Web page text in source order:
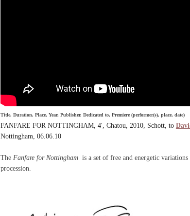
Title, Duration, Place, Year, Publisher, Dedicated to, Premiere (performer(s), place, date)
FANFARE FOR NOTTINGHAM, 4', Chatou, 2010, Schott, to
Nottingham, 06.06.10
The Fanfare for Nottinghamis a set of free and energetic variations
procession.